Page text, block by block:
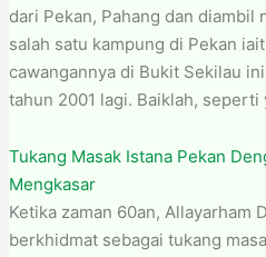
dari Pekan, Pahang dan diambil
salah satu kampung di Pekan
cawangannya di Bukit Sekilau
tahun 2001 lagi. Baiklah, seperti
Tukang Masak Istana Pekan
Mengkasar
Ketika zaman 60an, Allayarham
berkhidmat sebagai tukang